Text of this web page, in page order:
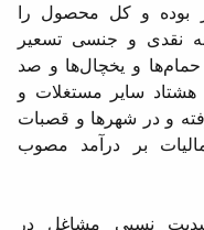
بوده و كل محصول را
نقدی و جنسی تسعیر
حمام‌ها و یخچال‌ها و صد
هشتاد سایر مستغلات و
و در شهرها و قصبات
(ماده 3 قانون مالیات بر درآمد مصوب
نسبی مشاغل در